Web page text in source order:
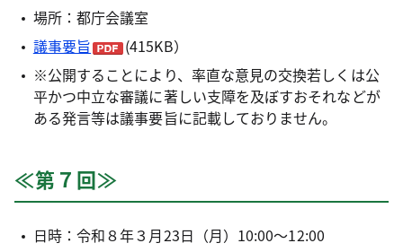
場所：都庁会議室
議事要旨
(415KB）
※公開することにより、率直な意見の交換若しくは公
平かつ中立な審議に著しい支障を及ぼすおそれなどが
ある発言等は議事要旨に記載しておりません。
≪第７回≫
日時：令和８年３月23日（月）10:00～12:00